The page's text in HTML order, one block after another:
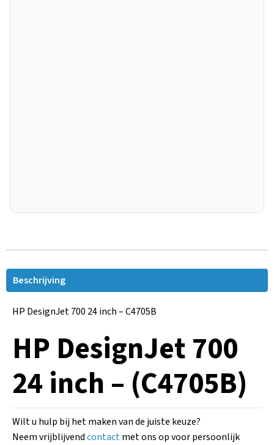
Beschrijving
HP DesignJet 700 24 inch – C4705B
HP DesignJet 700
24 inch – (C4705B)
Wilt u hulp bij het maken van de juiste keuze?
Neem vrijblijvendcontactmet ons op voor persoonlijk